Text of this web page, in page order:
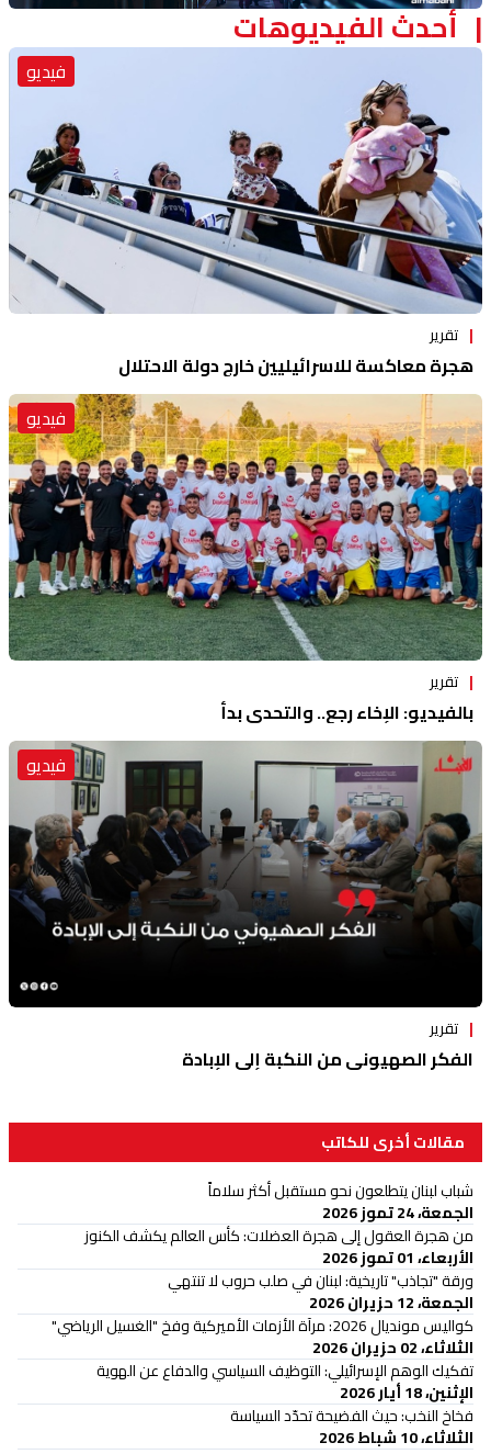
أحدث الفيديوهات
فيديو
تقرير
هجرة معاكسة للاسرائيليين خارج دولة الاحتلال
فيديو
تقرير
بالفيديو: الإخاء رجع.. والتحدي بدأ
فيديو
تقرير
الفكر الصهيوني من النكبة إلى الإبادة
مقالات أخرى للكاتب
شباب لبنان يتطلعون نحو مستقبل أكثر سلاماً
الجمعة، 24 تموز 2026
من هجرة العقول إلى هجرة العضلات: كأس العالم يكشف الكنوز
الأربعاء، 01 تموز 2026
ورقة "تجاذب" تاريخية: لبنان في صلب حروب لا تنتهي
الجمعة، 12 حزيران 2026
كواليس مونديال 2026: مرآة الأزمات الأميركية وفخ "الغسيل الرياضي"
الثلاثاء، 02 حزيران 2026
تفكيك الوهم الإسرائيلي: التوظيف السياسي والدفاع عن الهوية
الإثنين، 18 أيار 2026
فخاخ النخب: حيث الفضيحة تحدّد السياسة
الثلاثاء، 10 شباط 2026